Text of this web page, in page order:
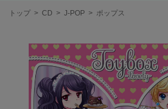
現
トップ > CD > J-POP > ポップス